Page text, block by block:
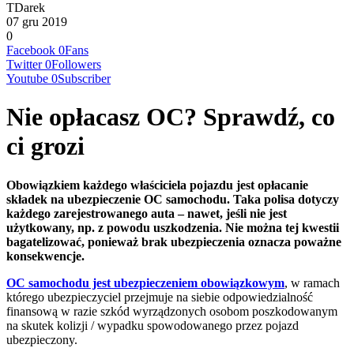
TDarek
07 gru 2019
0
Facebook 0Fans
Twitter 0Followers
Youtube 0Subscriber
Nie opłacasz OC? Sprawdź, co
ci grozi
Obowiązkiem każdego właściciela pojazdu jest opłacanie
składek na ubezpieczenie OC samochodu. Taka polisa dotyczy
każdego zarejestrowanego auta – nawet, jeśli nie jest
użytkowany, np. z powodu uszkodzenia. Nie można tej kwestii
bagatelizować, ponieważ brak ubezpieczenia oznacza poważne
konsekwencje.
OC samochodu jest ubezpieczeniem obowiązkowym, w ramach
którego ubezpieczyciel przejmuje na siebie odpowiedzialność
finansową w razie szkód wyrządzonych osobom poszkodowanym
na skutek kolizji / wypadku spowodowanego przez pojazd
ubezpieczony.